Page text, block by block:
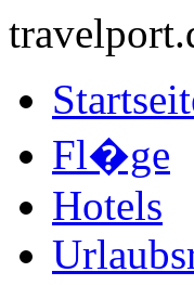
Fl�ge
Hotels